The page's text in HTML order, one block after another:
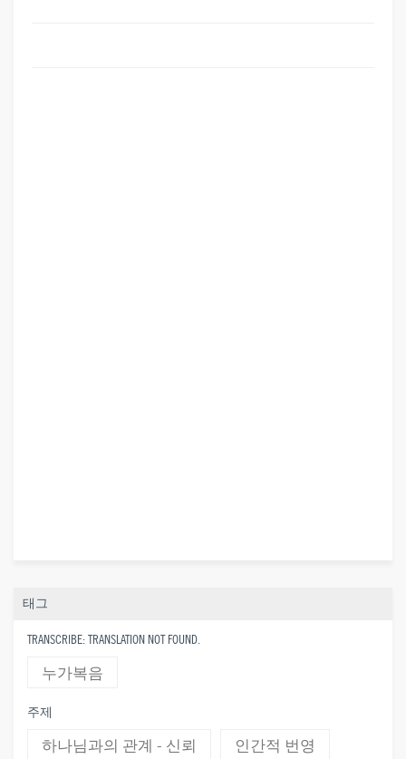
태그
TRANSCRIBE: TRANSLATION NOT FOUND.
누가복음
주제
하나님과의 관계 - 신뢰 인간적 번영